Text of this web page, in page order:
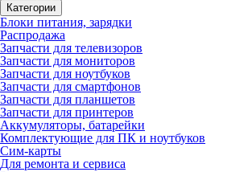
Категории
Блоки питания, зарядки
Распродажа
Запчасти для телевизоров
Запчасти для мониторов
Запчасти для ноутбуков
Запчасти для смартфонов
Запчасти для планшетов
Запчасти для принтеров
Аккумуляторы, батарейки
Комплектующие для ПК и ноутбуков
Сим-карты
Для ремонта и сервиса